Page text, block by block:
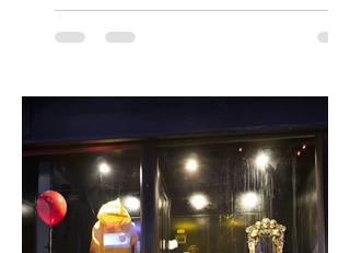
musical única e inolvidable con motivo del
Día del Niño. El espectáculo Hollywood
de todos los tiempos en un concierto en
sinfónica en pleno, coro y una
sorprendente puesta en escena pensada
especialmente pa